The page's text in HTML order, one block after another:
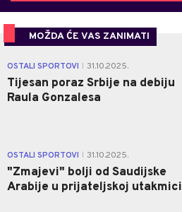
MOŽDA ĆE VAS ZANIMATI
OSTALI SPORTOVI 31.10.2025.
Tijesan poraz Srbije na debiju
Raula Gonzalesa
OSTALI SPORTOVI 31.10.2025.
"Zmajevi" bolji od Saudijske
Arabije u prijateljskoj utakmici